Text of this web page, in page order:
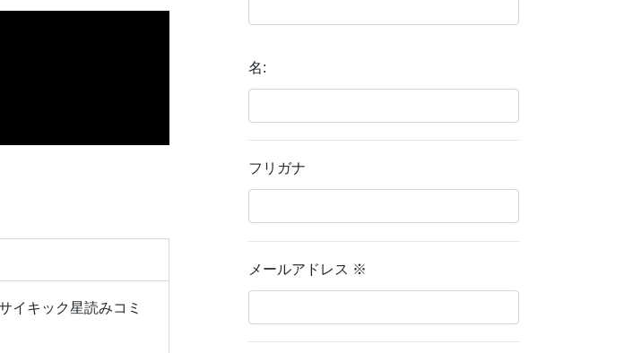
イキック星読みコミ
名:
フリガナ
メールアドレス ※